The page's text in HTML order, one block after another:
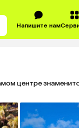
Напишите нам
центре